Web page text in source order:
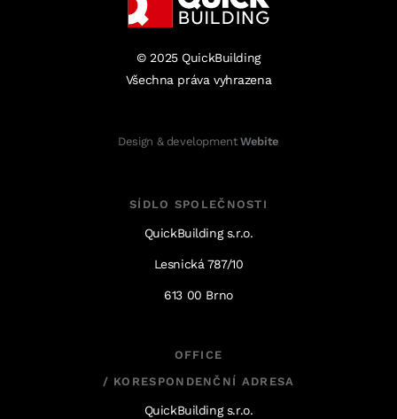
© 2025 QuickBuilding
Všechna práva vyhrazena
Design & developmentWebite
SÍDLO SPOLEČNOSTI
QuickBuilding s.r.o.
Lesnická 787/10
613 00 Brno
OFFICE
/ KORESPONDENČNÍ ADRESA
QuickBuilding s.r.o.